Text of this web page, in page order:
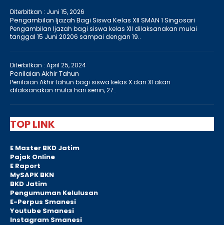
Diterbitkan : Juni 15, 2026
Pengambilan Ijazah Bagi Siswa Kelas XII SMAN 1 Singosari
Pengambilan Ijazah bagi siswa kelas XII dilaksanakan mulai
tanggal 15 Juni 20206 sampai dengan 19..
Diterbitkan : April 25, 2024
Penilaian Akhir Tahun
Penilaian Akhir tahun bagi siswa kelas X dan XI akan
dilaksanakan mulai hari senin, 27..
TOP LINK
E Master BKD Jatim
Pajak Online
E Raport
MySAPK BKN
BKD Jatim
Pengumuman Kelulusan
E-Perpus Smanesi
Youtube Smanesi
Instagram Smanesi